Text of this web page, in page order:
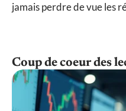
jamais perdre de vue les
Coup de coeur des